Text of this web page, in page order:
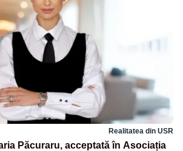
Realitatea din USR
Păcuraru, acceptată în Asociația